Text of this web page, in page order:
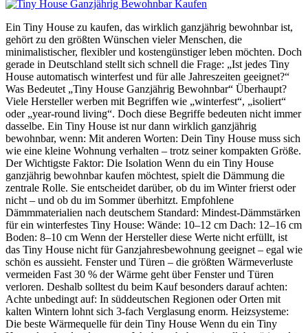
Ein Tiny House zu kaufen, das wirklich ganzjährig bewohnbar ist,
gehört zu den größten Wünschen vieler Menschen, die
minimalistischer, flexibler und kostengünstiger leben möchten. Doch
gerade in Deutschland stellt sich schnell die Frage: „Ist jedes Tiny
House automatisch winterfest und für alle Jahreszeiten geeignet?“
Was Bedeutet „Tiny House Ganzjährig Bewohnbar“ Überhaupt?
Viele Hersteller werben mit Begriffen wie „winterfest“, „isoliert“
oder „year-round living“. Doch diese Begriffe bedeuten nicht immer
dasselbe. Ein Tiny House ist nur dann wirklich ganzjährig
bewohnbar, wenn: Mit anderen Worten: Dein Tiny House muss sich
wie eine kleine Wohnung verhalten – trotz seiner kompakten Größe.
Der Wichtigste Faktor: Die Isolation Wenn du ein Tiny House
ganzjährig bewohnbar kaufen möchtest, spielt die Dämmung die
zentrale Rolle. Sie entscheidet darüber, ob du im Winter frierst oder
nicht – und ob du im Sommer überhitzt. Empfohlene
Dämmmaterialien nach deutschem Standard: Mindest-Dämmstärken
für ein winterfestes Tiny House: Wände: 10–12 cm Dach: 12–16 cm
Boden: 8–10 cm Wenn der Hersteller diese Werte nicht erfüllt, ist
das Tiny House nicht für Ganzjahresbewohnung geeignet – egal wie
schön es aussieht. Fenster und Türen – die größten Wärmeverluste
vermeiden Fast 30 % der Wärme geht über Fenster und Türen
verloren. Deshalb solltest du beim Kauf besonders darauf achten:
Achte unbedingt auf: In süddeutschen Regionen oder Orten mit
kalten Wintern lohnt sich 3-fach Verglasung enorm. Heizsysteme:
Die beste Wärmequelle für dein Tiny House Wenn du ein Tiny